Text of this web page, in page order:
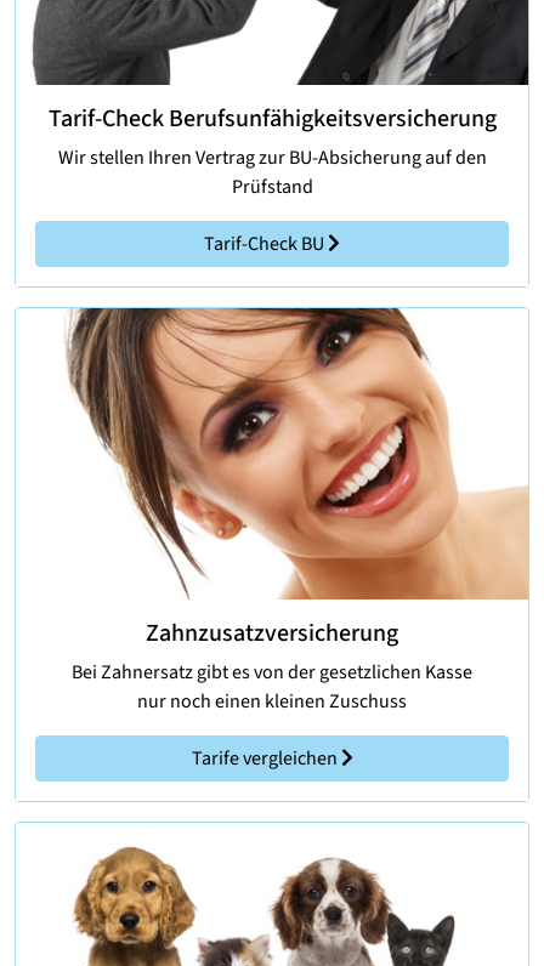
Tarif-Check Berufsunfähigkeitsversicherung
Wir stellen Ihren Vertrag zur BU-Absicherung auf den
Prüfstand
Tarif-Check BU
Zahnzusatzversicherung
Bei Zahnersatz gibt es von der gesetzlichen Kasse
nur noch einen kleinen Zuschuss
Tarife vergleichen